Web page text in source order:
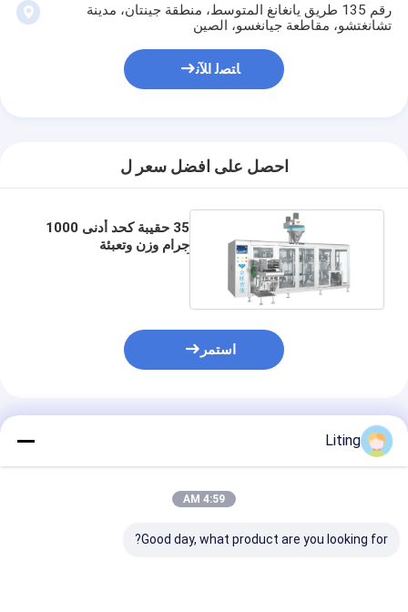
رقم 135 طريق يانغانغ المتوسط، منطقة جينتان، مدينة
تشانغتشو، مقاطعة جيانغسو، الصين
ﺎﺘﺼﻟ ﺍﻶﻧ
احصل على افضل سعر ل
35 حقيبة كحد أدنى 1000
جرام وزن وتعبئة
استمر
المنتجات الموصى بها
Liting
4:59 AM
Good day, what product are you looking for?